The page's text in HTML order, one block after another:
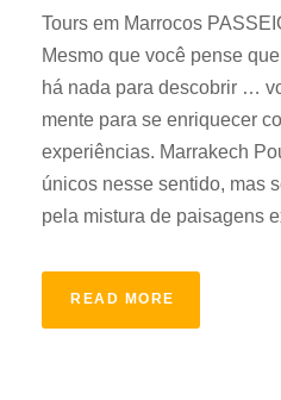
Tours em Marrocos
Mesmo que você pense
há nada para descobrir …
mente para se enriquecer
experiências. Marrakech
únicos nesse sentido, mas
pela mistura de paisagens
READ MORE